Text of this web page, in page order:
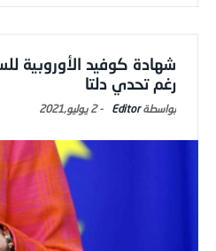
شهادة كوفيد الأوروبية
رغم تحدي دلتا
Editor
-2 يوليو,2021